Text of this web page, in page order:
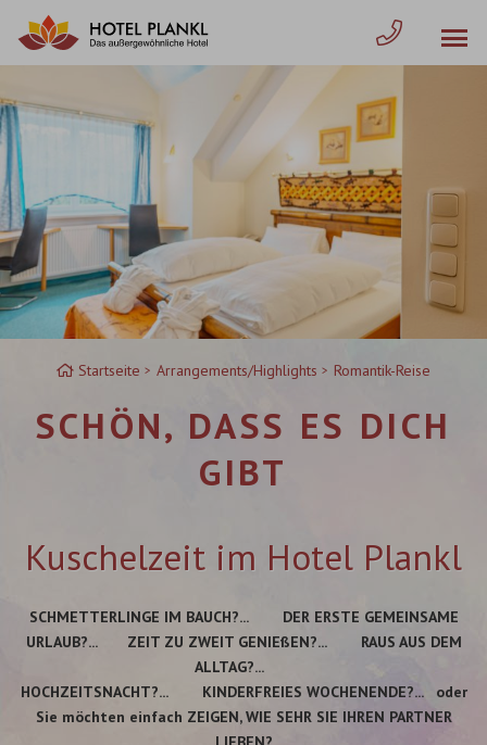
Inhalt
springen
Startseite Arrangements/Highlights Romantik-Reise
SCHÖN, DASS ES DICH
GIBT
Kuschelzeit im Hotel Plankl
SCHMETTERLINGE IM BAUCH?... DER ERSTE GEMEINSAME
URLAUB?... ZEIT ZU ZWEIT GENIEßEN?... RAUS AUS DEM
ALLTAG?...
HOCHZEITSNACHT?... KINDERFREIES WOCHENENDE?... oder
Sie möchten einfach ZEIGEN, WIE SEHR SIE IHREN PARTNER